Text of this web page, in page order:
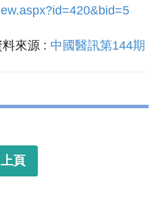
料來源 : 中國醫訊第144期
頁